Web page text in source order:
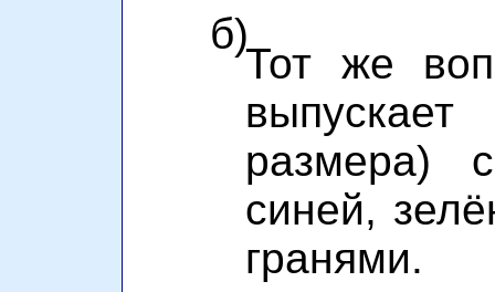
б)
Тот же
размера)
синей,
гранями.